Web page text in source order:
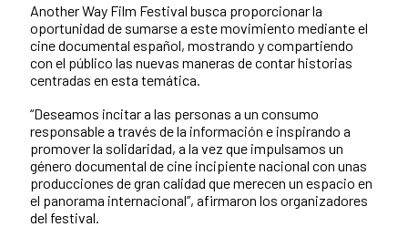
Another Way Film Festival busca proporcionar la
oportunidad de sumarse a este movimiento mediante el
cine documental español, mostrando y compartiendo
con el público las nuevas maneras de contar historias
centradas en esta temática.
“Deseamos incitar a las personas a un consumo
responsable a través de la información e inspirando a
promover la solidaridad, a la vez que impulsamos un
género documental de cine incipiente nacional con unas
producciones de gran calidad que merecen un espacio en
el panorama internacional”, afirmaron los organizadores
del festival.